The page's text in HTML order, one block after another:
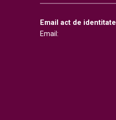
Email act de identitate
Email: